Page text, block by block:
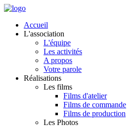
Accueil
L'association
L'équipe
Les activités
A propos
Votre parole
Réalisations
Les films
Films d'atelier
Films de commande
Films de production
Les Photos